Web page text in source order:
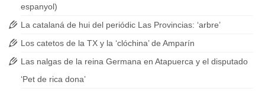
espanyol)
La catalaná de hui del periódic Las Provincias: ‘arbre’
Los catetos de la TX y la ‘clóchina’ de Amparín
Las nalgas de la reina Germana en Atapuerca y el disputado
‘Pet de rica dona’